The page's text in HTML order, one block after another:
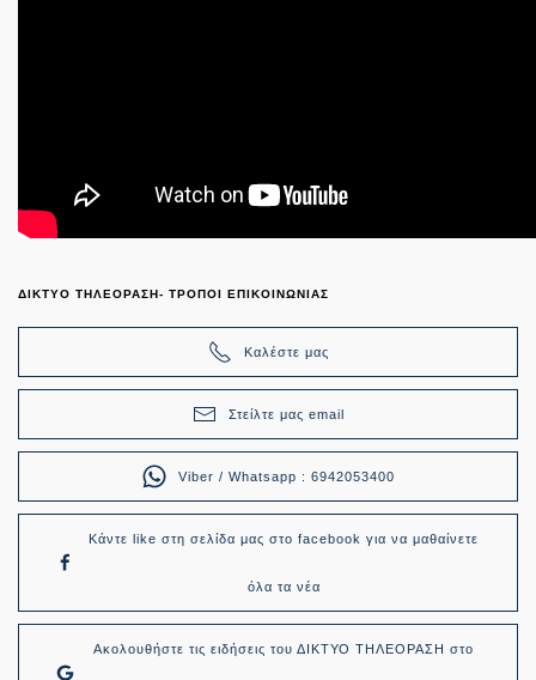
ΔΙΚΤΥΟ ΤΗΛΕΟΡΑΣΗ- ΤΡΟΠΟΙ ΕΠΙΚΟΙΝΩΝΙΑΣ
Καλέστε μας
Στείλτε μας email
Viber / Whatsapp : 6942053400
Κάντε like στη σελίδα μας στο facebook για να μαθαίνετε
όλα τα νέα
Ακολουθήστε τις ειδήσεις του ΔΙΚΤΥΟ ΤΗΛΕΟΡΑΣΗ στο